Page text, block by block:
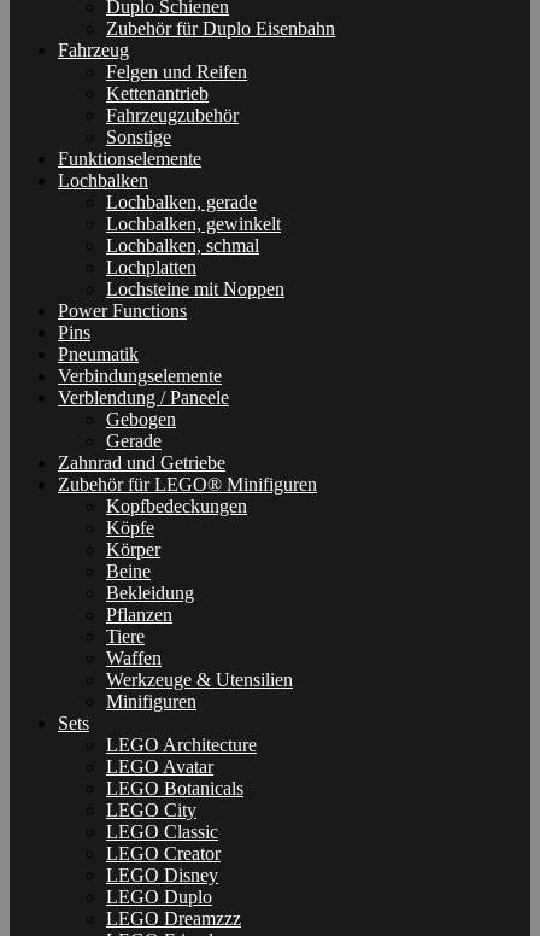
Duplo Schienen
Zubehör für Duplo Eisenbahn
Fahrzeug
Felgen und Reifen
Kettenantrieb
Fahrzeugzubehör
Sonstige
Funktionselemente
Lochbalken
Lochbalken, gerade
Lochbalken, gewinkelt
Lochbalken, schmal
Lochplatten
Lochsteine mit Noppen
Power Functions
Pins
Pneumatik
Verbindungselemente
Verblendung / Paneele
Gebogen
Gerade
Zahnrad und Getriebe
Zubehör für LEGO® Minifiguren
Kopfbedeckungen
Köpfe
Körper
Beine
Bekleidung
Pflanzen
Tiere
Waffen
Werkzeuge & Utensilien
Minifiguren
Sets
LEGO Architecture
LEGO Avatar
LEGO Botanicals
LEGO City
LEGO Classic
LEGO Creator
LEGO Disney
LEGO Duplo
LEGO Dreamzzz